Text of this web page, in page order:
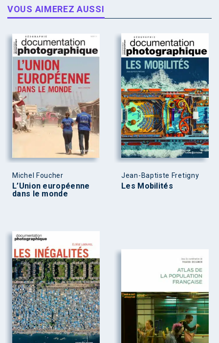
VOUS AIMEREZ AUSSI
Michel Foucher
L’Union européenne
dans le monde
Jean-Baptiste Fretigny
Les Mobilités